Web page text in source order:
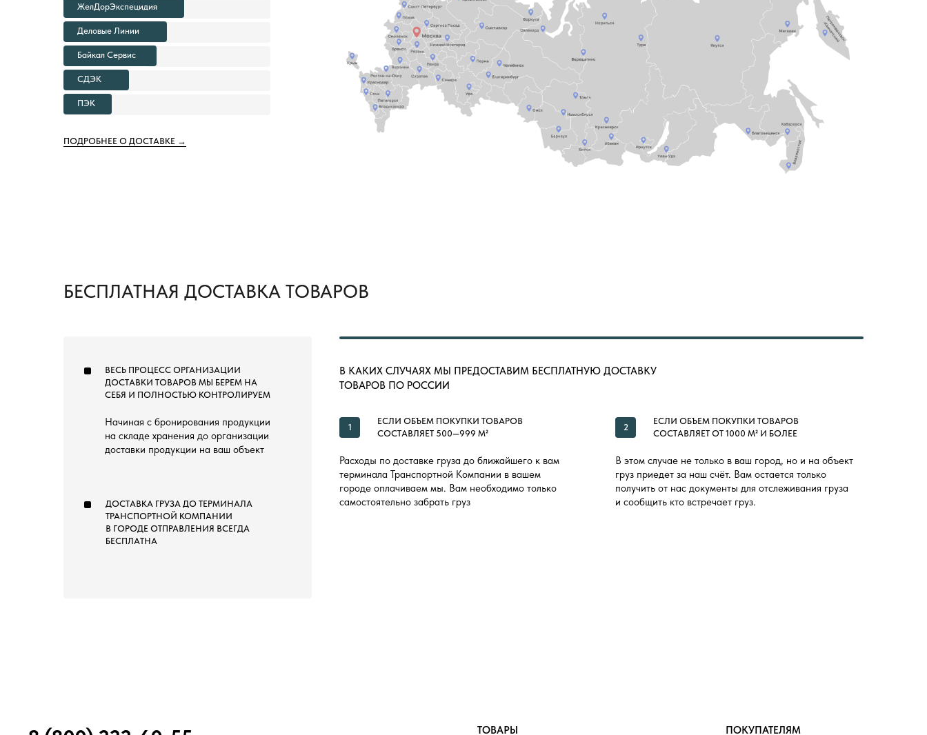
ЖелДорЭкспецидия
Деловые Линии
Байкал Сервис
СДЭК
ПЭК
ПОДРОБНЕЕ О ДОСТАВКЕ →
БЕСПЛАТНАЯ ДОСТАВКА ТОВАРОВ
ВЕСЬ ПРОЦЕСС ОРГАНИЗАЦИИ
ДОСТАВКИ ТОВАРОВ МЫ БЕРЕМ НА
СЕБЯ И ПОЛНОСТЬЮ КОНТРОЛИРУЕМ
Начиная с бронирования продукции
на складе хранения до организации
доставки продукции на ваш объект
В этом случае не только в ваш город, но и на объект
груз приедет за наш счёт. Вам остается только
получить от нас документы для отслеживания груза
и сообщить кто встречает груз.
Расходы по доставке груза до ближайшего к вам
терминала Транспортной Компании в вашем
городе оплачиваем мы. Вам необходимо только
самостоятельно забрать груз
ДОСТАВКА ГРУЗА ДО ТЕРМИНАЛА
ТРАНСПОРТНОЙ КОМПАНИИ
В ГОРОДЕ ОТПРАВЛЕНИЯ ВСЕГДА
БЕСПЛАТНА
1 2
В КАКИХ СЛУЧАЯХ МЫ ПРЕДОСТАВИМ БЕСПЛАТНУЮ ДОСТАВКУ
ТОВАРОВ ПО РОССИИ
ЕСЛИ ОБЪЕМ ПОКУПКИ ТОВАРОВ
СОСТАВЛЯЕТ 500—999 М²
ЕСЛИ ОБЪЕМ ПОКУПКИ ТОВАРОВ
СОСТАВЛЯЕТ ОТ 1000 М² И БОЛЕЕ
ТОВАРЫ ПОКУПАТЕЛЯМ